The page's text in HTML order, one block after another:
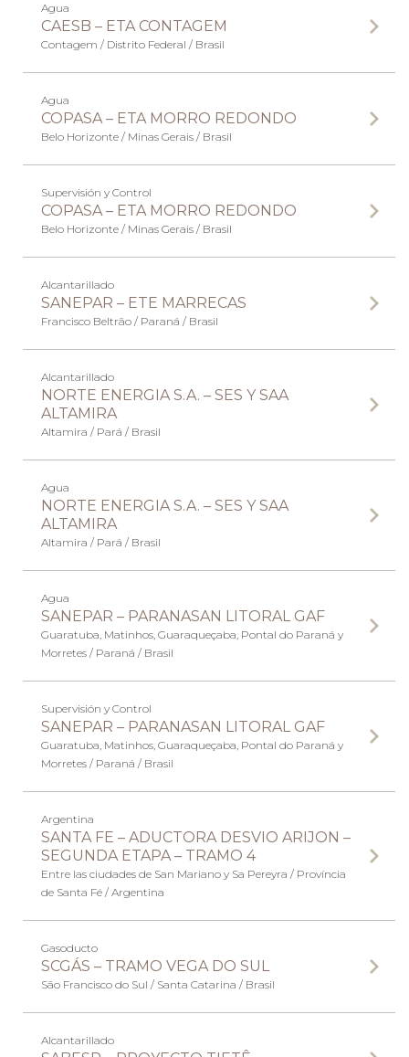
Agua
CAESB – ETA CONTAGEM
Contagem / Distrito Federal / Brasil
Agua
COPASA – ETA MORRO REDONDO
Belo Horizonte / Minas Gerais / Brasil
Supervisión y Control
COPASA – ETA MORRO REDONDO
Belo Horizonte / Minas Gerais / Brasil
Alcantarillado
SANEPAR – ETE MARRECAS
Francisco Beltrão / Paraná / Brasil
Alcantarillado
NORTE ENERGIA S.A. – SES Y SAA
ALTAMIRA
Altamira / Pará / Brasil
Agua
NORTE ENERGIA S.A. – SES Y SAA
ALTAMIRA
Altamira / Pará / Brasil
Agua
SANEPAR – PARANASAN LITORAL GAF
Guaratuba, Matinhos, Guaraqueçaba, Pontal do Paraná y
Morretes / Paraná / Brasil
Supervisión y Control
SANEPAR – PARANASAN LITORAL GAF
Guaratuba, Matinhos, Guaraqueçaba, Pontal do Paraná y
Morretes / Paraná / Brasil
Argentina
SANTA FE – ADUCTORA DESVIO ARIJON –
SEGUNDA ETAPA – TRAMO 4
Entre las ciudades de San Mariano y Sa Pereyra / Província
de Santa Fé / Argentina
Gasoducto
SCGÁS – TRAMO VEGA DO SUL
São Francisco do Sul / Santa Catarina / Brasil
Alcantarillado